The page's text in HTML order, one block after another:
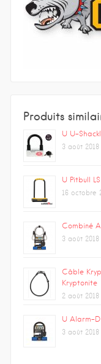
Produits
U U-
3 août 2018
U Pitbull
16 octobre
Combiné
3 août 2018
Câble
Kryptonite
2 août 2018
U Alarm-
3 août 2018